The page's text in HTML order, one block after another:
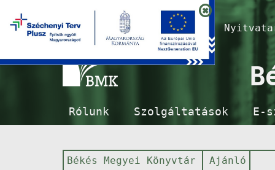
Rólunk Szolgáltatások E-
Békés Megyei Könyvtár Ajánló